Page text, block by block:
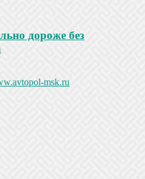
дороже без
msk.ru